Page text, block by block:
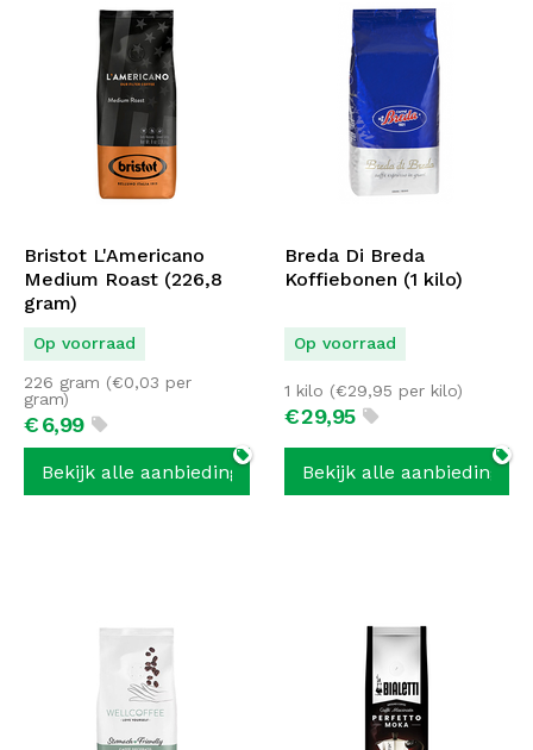
Bristot L'Americano
Medium Roast (226,8
gram)
Op voorraad
€6,99
226 gram (€0,03 per
gram)
Bekijk alle aanbiedingen
Breda Di Breda
Koffiebonen (1 kilo)
Op voorraad
€29,95
1 kilo (€29,95 per kilo)
Bekijk alle aanbiedingen